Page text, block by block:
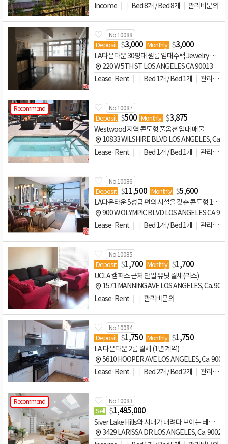
Income
Bed 8개 / Bed 8개 관리비문의
No 10088
Deposit $3,000 Monthly $3,000
LA다운타운 30평대 원룸 임대주택 Jewelry Trades Building #402
220 W 5TH ST LOS ANGELES CA 90013
Lease·Rent
Bed 1개 / Bed 1개 관리비문의
Recommend No 10087
Deposit $500 Monthly $3,875
Westwood 지역 콘도형 풀옵션 입대 매물
10833 WILSHIRE BLVD LOS ANGELES, Ca.
Lease·Rent
Bed 1개 / Bed 1개 관리비문의
No 10086
Deposit $11,500 Monthly $5,600
LA다운타운 5성급 편의 시설을 갖춘 콘도형 1룸 임대
900 W OLYMPIC BLVD LOS ANGELES CA
Lease·Rent
Bed 1개 / Bed 1개 관리비문의
No 10085
Deposit $1,700 Monthly $1,700
UCLA 캠퍼스 근처 단일 유닛 월세(리스)
1571 MANNING AVE LOS ANGELES, Ca.
Lease·Rent
관리비문의
No 10084
Deposit $1,750 Monthly $1,750
LA 다운타운 2룸 월세 (1년 계약)
5610 HOOPER AVE LOS ANGELES, Ca.
Lease·Rent
Bed 2개 / Bed 2개 관리비문의
Recommend No 10083
Sell $1,495,000
Siver Lake Hills와 시내가 내려다 보이는 테라스가 있는 수익형 주택!
3429 LARISSA DR LOS ANGELES, Ca. 90026